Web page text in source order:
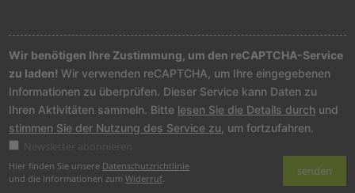
Wir benötigen Ihre Zustimmung, um den reCAPTCHA-Service
zu laden!Wir verwenden reCAPTCHA, um Ihre eingegebenen
Informationen zu überprüfen. Dieser Service kann Daten zu
Ihren Aktivitäten sammeln. Bitte lesen Sie die Details durch und
stimmen Sie der Nutzung des Service zu , um fortzufahren.
Newsletter abonnieren
Hier finden Sie unsere Datenschutzrichtlinie
und die Informationen zumWiderruf